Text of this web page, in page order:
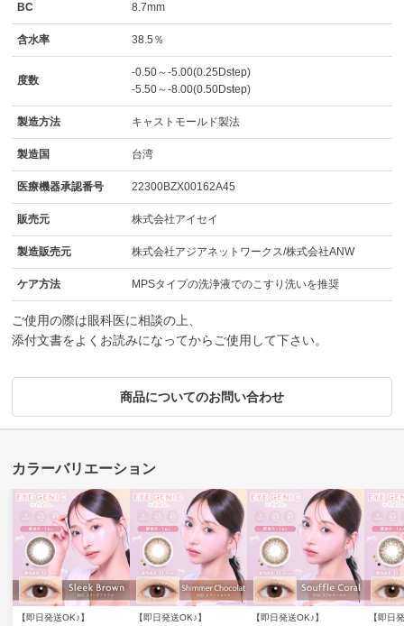
BC 8.7mm
含水率 38.5％
度数
-0.50～-5.00(0.25Dstep)
-5.50～-8.00(0.50Dstep)
製造方法 キャストモールド製法
製造国 台湾
医療機器承認番号 22300BZX00162A45
販売元 株式会社アイセイ
製造販売元 株式会社アジアネットワークス/株式会社ANW
ケア方法 MPSタイプの洗浄液でのこすり洗いを推奨
ご使用の際は眼科医に相談の上、
添付文書をよくお読みになってからご使用して下さい。
商品についてのお問い合わせ
【即日発送OK♪】
【即日発送OK♪】
【即日発送OK♪】
【即日